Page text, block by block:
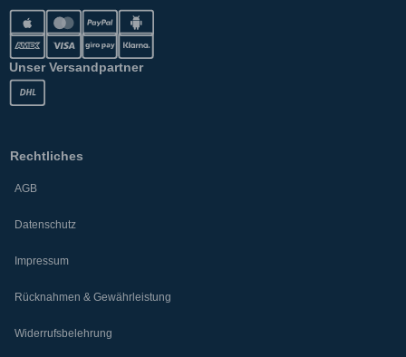
Unser Versandpartner
Rechtliches
AGB
Datenschutz
Impressum
Rücknahmen & Gewährleistung
Widerrufsbelehrung